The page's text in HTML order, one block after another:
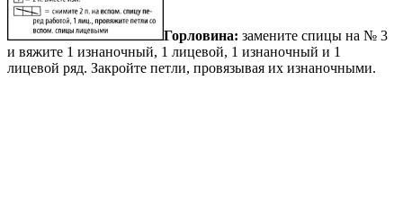
Горловина: замените спицы на № 3
и вяжите 1 изнаночный, 1 лицевой, 1 изнаночный и 1
лицевой ряд. Закройте петли, провязывая их изнаночными.